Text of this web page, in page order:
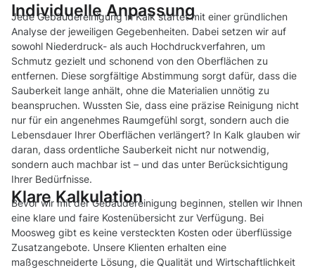
Individuelle Anpassung
Jede Gebäudereinigung in Kalk startet mit einer gründlichen
Analyse der jeweiligen Gegebenheiten. Dabei setzen wir auf
sowohl Niederdruck- als auch Hochdruckverfahren, um
Schmutz gezielt und schonend von den Oberflächen zu
entfernen. Diese sorgfältige Abstimmung sorgt dafür, dass die
Sauberkeit lange anhält, ohne die Materialien unnötig zu
beanspruchen. Wussten Sie, dass eine präzise Reinigung nicht
nur für ein angenehmes Raumgefühl sorgt, sondern auch die
Lebensdauer Ihrer Oberflächen verlängert? In Kalk glauben wir
daran, dass ordentliche Sauberkeit nicht nur notwendig,
sondern auch machbar ist – und das unter Berücksichtigung
Ihrer Bedürfnisse.
Klare Kalkulation
Bevor wir mit der Gebäudereinigung beginnen, stellen wir Ihnen
eine klare und faire Kostenübersicht zur Verfügung. Bei
Moosweg gibt es keine versteckten Kosten oder überflüssige
Zusatzangebote. Unsere Klienten erhalten eine
maßgeschneiderte Lösung, die Qualität und Wirtschaftlichkeit